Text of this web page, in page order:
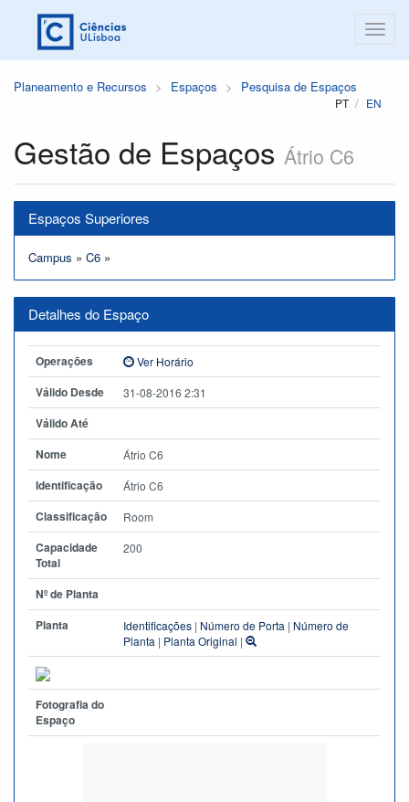
Planeamento e Recursos Espaços Pesquisa de Espaços
PT EN
Gestão de Espaços Átrio C6
Espaços Superiores
Campus » C6 »
Detalhes do Espaço
Operações Ver Horário
Válido Desde 31-08-2016 2:31
Válido Até
Nome
Átrio C6
Identificação Átrio C6
Classificação Room
Capacidade
Total
200
Nº de Planta
Planta
Identificações | Número de Porta | Número de
Planta | Planta Original |
Fotografia do
Espaço